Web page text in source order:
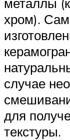
хром).
случае
для
текстуры.